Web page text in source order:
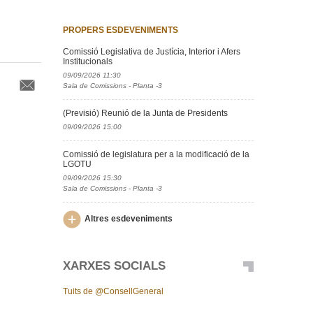
PROPERS ESDEVENIMENTS
Comissió Legislativa de Justícia, Interior i Afers
Institucionals
09/09/2026 11:30
Sala de Comissions - Planta -3
(Previsió) Reunió de la Junta de Presidents
09/09/2026 15:00
Comissió de legislatura per a la modificació de la
LGOTU
09/09/2026 15:30
Sala de Comissions - Planta -3
Altres esdeveniments
XARXES SOCIALS
Tuits de @ConsellGeneral